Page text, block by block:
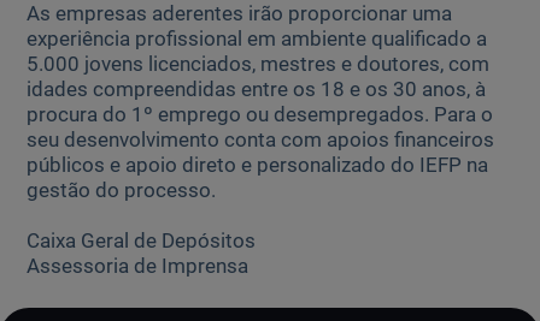
As empresas aderentes irão proporcionar uma
experiência profissional em ambiente qualificado a
5.000 jovens licenciados, mestres e doutores, com
idades compreendidas entre os 18 e os 30 anos, à
procura do 1º emprego ou desempregados. Para o
seu desenvolvimento conta com apoios financeiros
públicos e apoio direto e personalizado do IEFP na
gestão do processo.
Caixa Geral de Depósitos
Assessoria de Imprensa